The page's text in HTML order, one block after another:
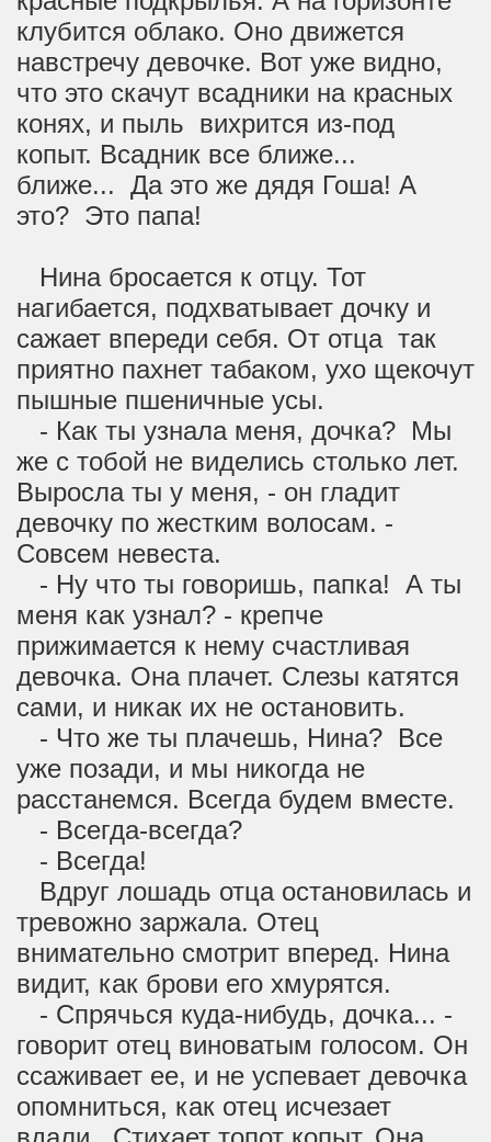
клубится облако. Оно движется
навстречу девочке. Вот уже видно,
что это скачут всадники на красных
конях, и пыль вихрится из-под
копыт. Всадник все ближе...
ближе... Да это же дядя Гоша! А
это? Это папа!
Нина бросается к отцу. Тот
нагибается, подхватывает дочку и
сажает впереди себя. От отца так
приятно пахнет табаком, ухо щекочут
пышные пшеничные усы.
- Как ты узнала меня, дочка? Мы
же с тобой не виделись столько лет.
Выросла ты у меня, - он гладит
девочку по жестким волосам. -
Совсем невеста.
- Ну что ты говоришь, папка! А ты
меня как узнал? - крепче
прижимается к нему счастливая
девочка. Она плачет. Слезы катятся
сами, и никак их не остановить.
- Что же ты плачешь, Нина? Все
уже позади, и мы никогда не
расстанемся. Всегда будем вместе.
- Всегда-всегда?
- Всегда!
Вдруг лошадь отца остановилась и
тревожно заржала. Отец
внимательно смотрит вперед. Нина
видит, как брови его хмурятся.
- Спрячься куда-нибудь, дочка... -
говорит отец виноватым голосом. Он
ссаживает ее, и не успевает девочка
опомниться, как отец исчезает